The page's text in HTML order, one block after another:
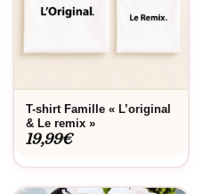
T-shirt Famille « L’original
& Le remix »
19,99€